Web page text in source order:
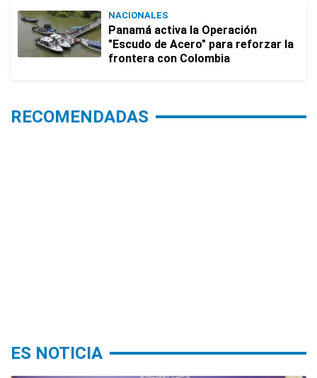
NACIONALES
Panamá activa la Operación
"Escudo de Acero" para reforzar la
frontera con Colombia
RECOMENDADAS
ES NOTICIA